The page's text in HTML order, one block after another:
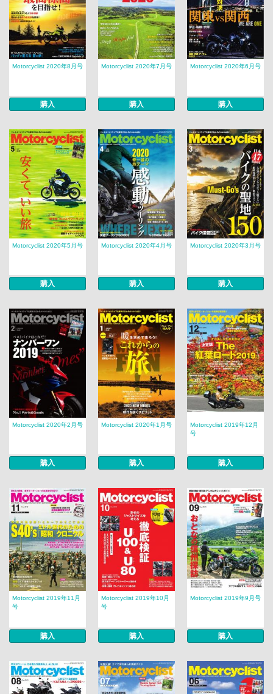
Motorcyclist 2020年8月号
購入
Motorcyclist 2020年7月号
購入
Motorcyclist 2020年6月号
購入
Motorcyclist 2020年5月号
購入
Motorcyclist 2020年4月号
購入
Motorcyclist 2020年3月号
購入
Motorcyclist 2020年2月号
購入
Motorcyclist 2020年1月号
購入
Motorcyclist 2019年12月
号
購入
Motorcyclist 2019年11月
号
購入
Motorcyclist 2019年10月
号
購入
Motorcyclist 2019年9月号
購入